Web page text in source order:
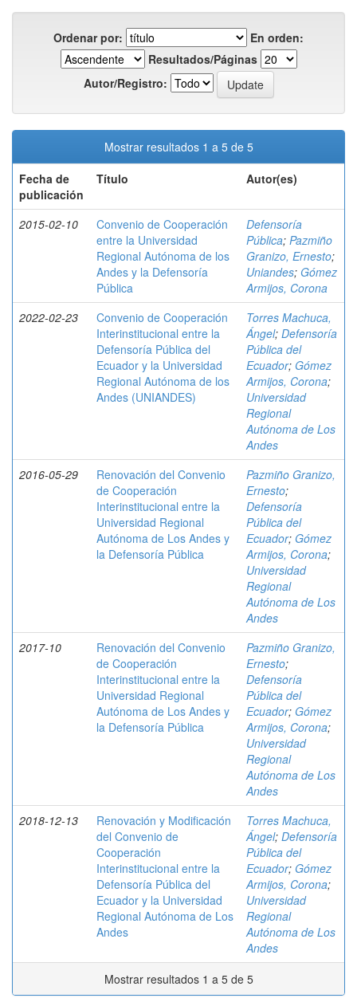
Ordenar por:
En orden:
Resultados/Páginas
Autor/Registro:
Mostrar resultados 1 a 5 de 5
Fecha de
publicación
Título Autor(es)
2015-02-10
Convenio de Cooperación
entre la Universidad
Regional Autónoma de los
Andes y la Defensoría
Pública
Defensoría
Pública; Pazmiño
Granizo, Ernesto;
Uniandes; Gómez
Armijos, Corona
2022-02-23
Convenio de Cooperación
Interinstitucional entre la
Defensoría Pública del
Ecuador y la Universidad
Regional Autónoma de los
Andes (UNIANDES)
Torres Machuca,
Ángel; Defensoría
Pública del
Ecuador; Gómez
Armijos, Corona;
Universidad
Regional
Autónoma de Los
Andes
2016-05-29
Renovación del Convenio
de Cooperación
Interinstitucional entre la
Universidad Regional
Autónoma de Los Andes y
la Defensoría Pública
Pazmiño Granizo,
Ernesto;
Defensoría
Pública del
Ecuador; Gómez
Armijos, Corona;
Universidad
Regional
Autónoma de Los
Andes
2017-10
Renovación del Convenio
de Cooperación
Interinstitucional entre la
Universidad Regional
Autónoma de Los Andes y
la Defensoría Pública
Pazmiño Granizo,
Ernesto;
Defensoría
Pública del
Ecuador; Gómez
Armijos, Corona;
Universidad
Regional
Autónoma de Los
Andes
2018-12-13
Renovación y Modificación
del Convenio de
Cooperación
Interinstitucional entre la
Defensoría Pública del
Ecuador y la Universidad
Regional Autónoma de Los
Andes
Torres Machuca,
Ángel; Defensoría
Pública del
Ecuador; Gómez
Armijos, Corona;
Universidad
Regional
Autónoma de Los
Andes
Mostrar resultados 1 a 5 de 5